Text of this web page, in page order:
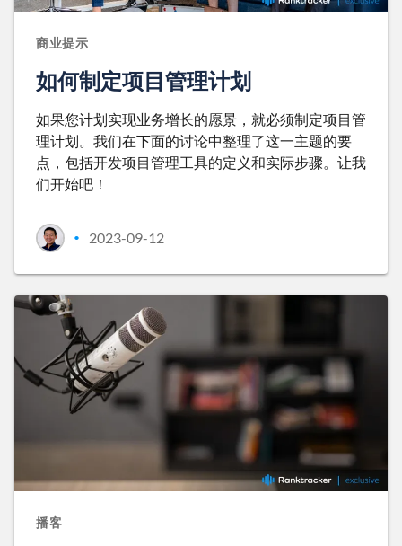
商业提示
如何制定项目管理计划
如果您计划实现业务增长的愿景，就必须制定项目管
理计划。我们在下面的讨论中整理了这一主题的要
点，包括开发项目管理工具的定义和实际步骤。让我
们开始吧！
• 2023-09-12
播客